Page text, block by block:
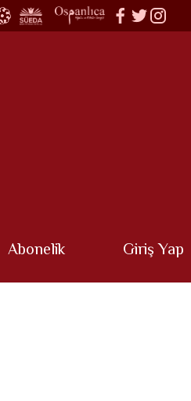
Abonelik Giriş Yap